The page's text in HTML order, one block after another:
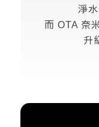
淨水
而 OTA 奈
升